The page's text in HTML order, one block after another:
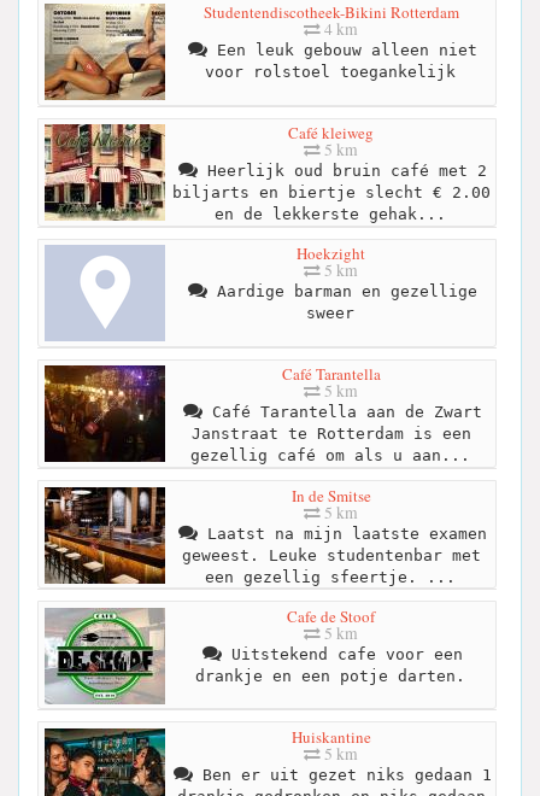
Studentendiscotheek-Bikini Rotterdam
4 km
Een leuk gebouw alleen niet
voor rolstoel toegankelijk
Café kleiweg
5 km
Heerlijk oud bruin café met 2
biljarts en biertje slecht € 2.00
en de lekkerste gehak...
Hoekzight
5 km
Aardige barman en gezellige
sweer
Café Tarantella
5 km
Café Tarantella aan de Zwart
Janstraat te Rotterdam is een
gezellig café om als u aan...
In de Smitse
5 km
Laatst na mijn laatste examen
geweest. Leuke studentenbar met
een gezellig sfeertje. ...
Cafe de Stoof
5 km
Uitstekend cafe voor een
drankje en een potje darten.
Huiskantine
5 km
Ben er uit gezet niks gedaan 1